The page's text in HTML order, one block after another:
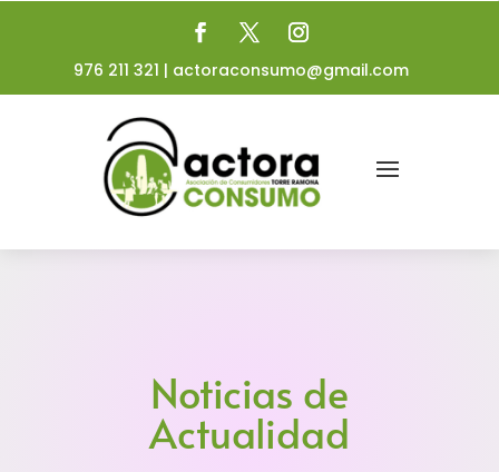
976 211 321 | actoraconsumo@gmail.com
Noticias de
Actualidad